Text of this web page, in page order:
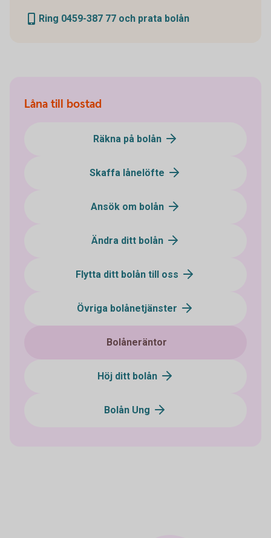
Ring 0459-387 77 och prata bolån
Låna till bostad
Räkna på bolån
Skaffa lånelöfte
Ansök om bolån
Ändra ditt bolån
Flytta ditt bolån till oss
Övriga bolånetjänster
Bolåneräntor
Höj ditt bolån
Bolån Ung